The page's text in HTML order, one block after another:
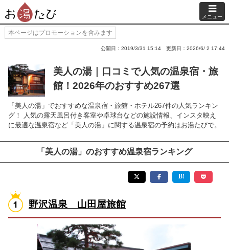
メニュー
本ページはプロモーションを含みます
公開日：2019/3/31 15:14 更新日：2026/6/ 2 17:44
美人の湯｜口コミで人気の温泉宿・旅
館！2026年のおすすめ267選
「美人の湯」でおすすめな温泉宿・旅館・ホテル267件の人気ランキン
グ！ 人気の露天風呂付き客室や卓球台などの施設情報、インスタ映え
に最適な温泉宿など「美人の湯」に関する温泉宿の予約はお湯たびで。
「美人の湯」のおすすめ温泉宿ランキング
野沢温泉 山田屋旅館